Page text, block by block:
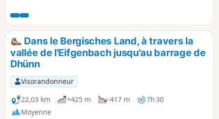
empruntez le Wupperweg pour traverser le barrage de
Wuppertal. Traversez Engelshagen et Forsten en direction
de Hangberger Mühle, puis Dörpholz avant d'arriver au
barrage de Panzertalsperre. De là, passez par Kleebach
pour revenir au point de départ.
Dans le Bergisches Land, à travers la
vallée de l'Eifgenbach jusqu'au barrage de
Dhünn
Visorandonneur
22,03 km
+425 m -417 m
7h 30
Moyenne